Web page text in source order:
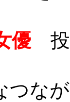
優
な